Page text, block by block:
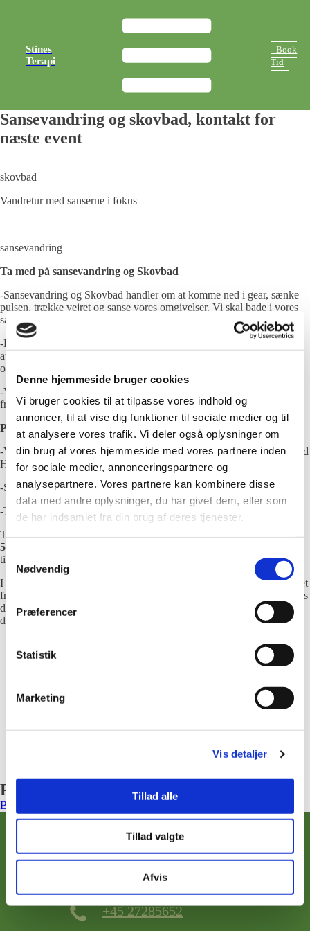
Denne hjemmeside bruger cookies
Vi bruger cookies til at tilpasse vores indhold og
annoncer, til at vise dig funktioner til sociale medier og til
at analysere vores trafik. Vi deler også oplysninger om
din brug af vores hjemmeside med vores partnere inden
for sociale medier, annonceringspartnere og
analysepartnere. Vores partnere kan kombinere disse
data med andre oplysninger, du har givet dem, eller som
de har indsamlet fra din brug af deres tjenester.
Nødvendig
Præferencer
Statistik
Marketing
Vis detaljer
Tillad alle
Tillad valgte
Afvis
Stines
Terapi
Book
Tid
Sansevandring og skovbad, kontakt for
næste event
skovbad
Vandretur med sanserne i fokus
sansevandring
Ta med på sansevandring og Skovbad
-Sansevandring og Skovbad handler om at komme ned i gear, sænke
pulsen, trække vejret og sanse vores omgivelser. Vi skal bade i vores
sanser, uden nødvendigvis at hoppe i fjorden.
-Det hele starter når vi træder ud af vores vante omgivelser, og prøver
at blive nysgerrige på naturen, der hvor det store vokser frem i de små
oplevelser, med fokus på nærværet og vores sansninger.
-Vi vil tilbringe tiden sammen i nuet, og for en stund ligge fortid og
fremtidens gøremål og tanker fra os.
Praktisk:
-Vi mødes for for enden af Husoddevej, på grus parkeringspladsen ved
Husodde City Campingplads.
-Sansevandring og skovbad, 2,5time, 200kr.
-Tilmeldingsfrist xxxx
Tilmelding via mailStinesterapi2020@gmail.comeller påtlf 2728
5652,
tilmeldingen er gældende efter betaling.
I tilfælde af aflysning på grund af deltagers sygdom eller anden opstået
fravær, kontaktes Stine på tlf. 2728 5652. I sådanne tilfælde refunderes
deltagerbetalingen ikke, men pladsen må gerne videregives til ny
deltager.
Priser
Book tid allerede i dag
Stines Terapi
Stine Hessellund
+45 27285652